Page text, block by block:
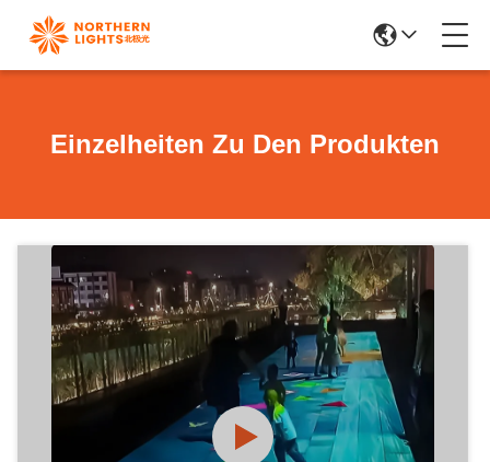
Einzelheiten Zu Den Produkten